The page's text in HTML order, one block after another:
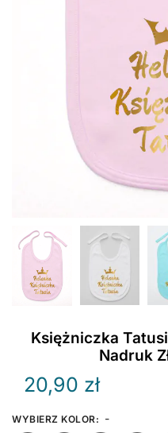
Księżniczka
Nadruk
20,90 zł
WYBIERZ KOLOR: -